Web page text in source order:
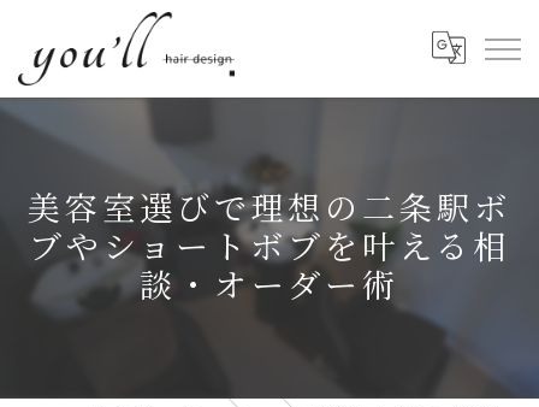
美容室選びで理想の二条駅ボ
ブやショートボブを叶える相
談・オーダー術